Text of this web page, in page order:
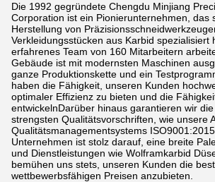
Die 1992 gegründete Chengdu Minjiang
Corporation ist ein Pionierunternehmen, das
Herstellung von
Verkleidungsstücken aus Karbid spezialisiert
erfahrenes Team von 160 Mitarbeitern
Gebäude ist mit modernsten Maschinen
ganze Produktionskette und ein
haben die Fähigkeit, unseren Kunden
optimaler Effizienz zu bieten und die
entwickelnDarüber hinaus garantieren wir
strengsten Qualitätsvorschriften, wie unsere
Qualitätsmanagementsystems
Unternehmen ist stolz darauf, eine breite
und Dienstleistungen wie Wolframkarbid
bemühen uns stets, unseren Kunden die
wettbewerbsfähigen Preisen anzubieten.